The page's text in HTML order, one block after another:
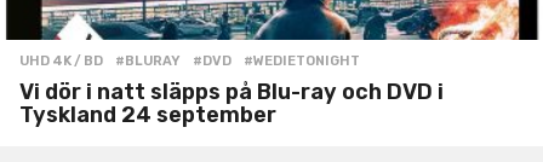
UHD 4K / BD #BLURAY ,#DVD ,#WEDIETONIGHT
Vi dör i natt släpps på Blu-ray och DVD i
Tyskland 24 september